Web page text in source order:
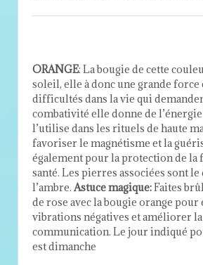
ORANGE: La bougie de cette
soleil, elle à donc une grande force
difficultés dans la vie qui
combativité elle donne de
l’utilise dans les rituels de haute
favoriser le magnétisme et la
également pour la protection de la
santé. Les pierres associées sont
l’ambre. Astuce magique:Faites
de rose avec la bougie orange
vibrations négatives et améliorer la
communication. Le jour indiqué
est dimanche